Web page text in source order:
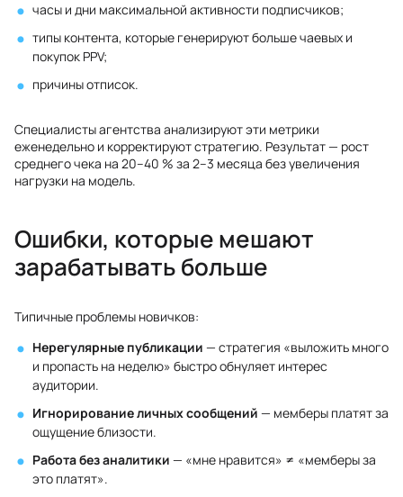
часы и дни максимальной активности подписчиков;
типы контента, которые генерируют больше чаевых и
покупок PPV;
причины отписок.
Специалисты агентства анализируют эти метрики
еженедельно и корректируют стратегию. Результат — рост
среднего чека на 20–40 % за 2–3 месяца без увеличения
нагрузки на модель.
Ошибки, которые мешают
зарабатывать больше
Типичные проблемы новичков:
Нерегулярные публикации — стратегия «выложить много
и пропасть на неделю» быстро обнуляет интерес
аудитории.
Игнорирование личных сообщений — мемберы платят за
ощущение близости.
Работа без аналитики — «мне нравится» ≠ «мемберы за
это платят».